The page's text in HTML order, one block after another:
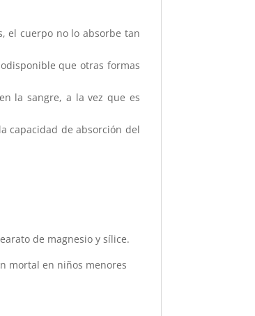
el cuerpo no lo absorbe tan
que otras formas
la sangre, a la vez que es
capacidad de absorción del
de magnesio y sílice.
mortal en niños menores